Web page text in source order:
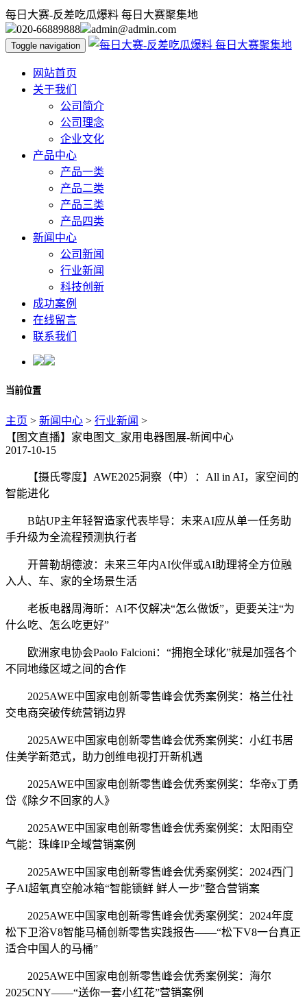
每日大赛-反差吃瓜爆料 每日大赛聚集地
020-66889888
admin@admin.com
Toggle navigation
网站首页
关于我们
公司简介
公司理念
企业文化
产品中心
产品一类
产品二类
产品三类
产品四类
新闻中心
公司新闻
行业新闻
科技创新
成功案例
在线留言
联系我们
当前位置
主页 > 新闻中心 > 行业新闻 >
【图文直播】家电图文_家用电器图展-新闻中心
2017-10-15
【摄氏零度】AWE2025洞察（中）：All in AI，家空间的
智能进化
B站UP主年轻智造家代表毕导：未来AI应从单一任务助
手升级为全流程预测执行者
开普勒胡德波：未来三年内AI伙伴或AI助理将全方位融
入人、车、家的全场景生活
老板电器周海昕：AI不仅解决“怎么做饭”，更要关注“为
什么吃、怎么吃更好”
欧洲家电协会Paolo Falcioni：“拥抱全球化”就是加强各个
不同地缘区域之间的合作
2025AWE中国家电创新零售峰会优秀案例奖：格兰仕社
交电商突破传统营销边界
2025AWE中国家电创新零售峰会优秀案例奖：小红书居
住美学新范式，助力创维电视打开新机遇
2025AWE中国家电创新零售峰会优秀案例奖：华帝x丁勇
岱《除夕不回家的人》
2025AWE中国家电创新零售峰会优秀案例奖：太阳雨空
气能：珠峰IP全域营销案例
2025AWE中国家电创新零售峰会优秀案例奖：2024西门
子AI超氧真空舱冰箱“智能锁鲜 鲜人一步”整合营销案
2025AWE中国家电创新零售峰会优秀案例奖：2024年度
松下卫浴V8智能马桶创新零售实践报告——“松下V8一台真正
适合中国人的马桶”
2025AWE中国家电创新零售峰会优秀案例奖：海尔
2025CNY——“送你一套小红花”营销案例